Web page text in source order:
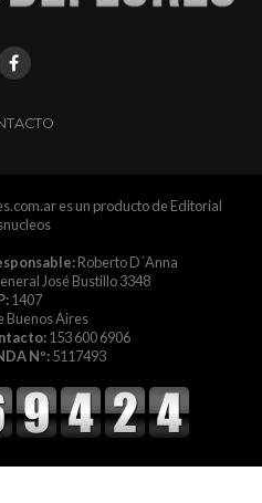
es un producto de Editorial
Roberto D´Anna
José Bustillo 3348
1407
Buenos Aires
153 600 6906
Nº:5117493